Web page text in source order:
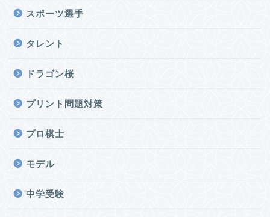
スポーツ選手
タレント
ドラゴン桜
プリント問題対策
プロ棋士
モデル
中学受験